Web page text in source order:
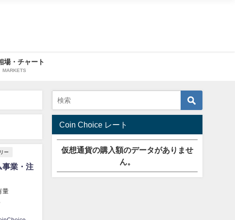
場・チャート
MARKETS
ー
事業・注
量
Coin Choice レート
仮想通貨の購入額のデータがありませ
ん。